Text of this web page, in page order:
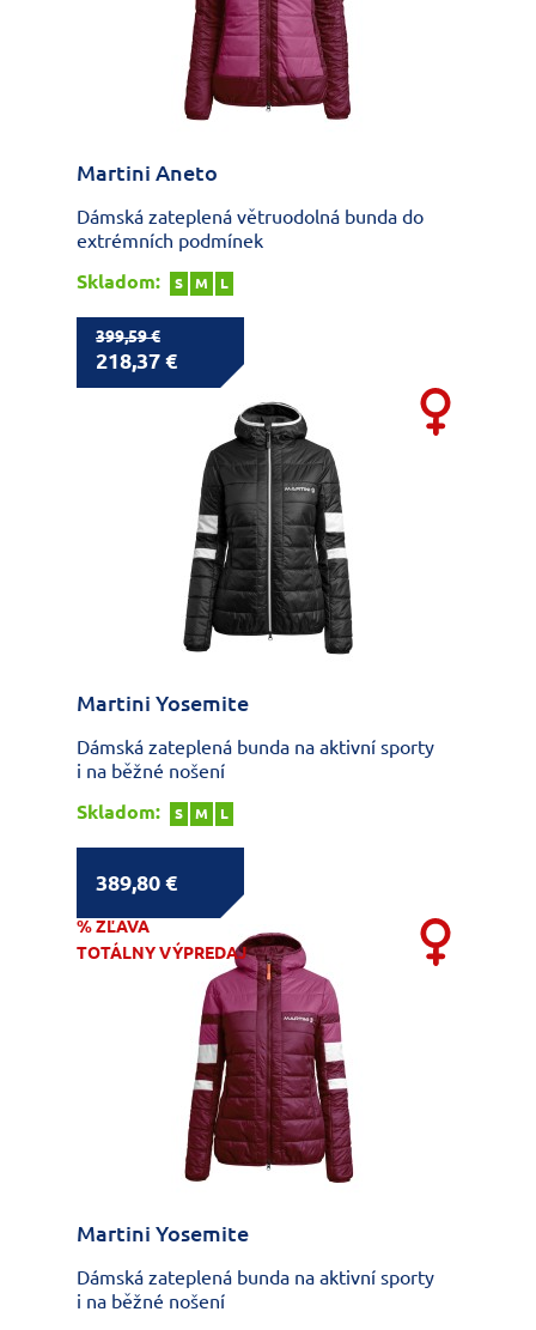
Martini Aneto
Dámská zateplená větruodolná bunda do
extrémních podmínek
Skladom:
S M L
399,59 €
218,37 €
Martini Yosemite
Dámská zateplená bunda na aktivní sporty
i na běžné nošení
Skladom:
S M L
389,80 €
% ZĽAVA
TOTÁLNY VÝPREDAJ
Martini Yosemite
Dámská zateplená bunda na aktivní sporty
i na běžné nošení